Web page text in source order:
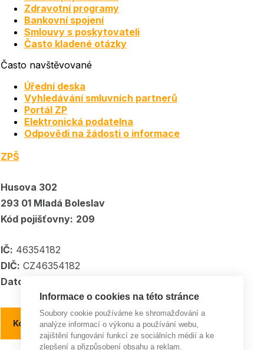
Zdravotní programy
Bankovní spojení
Smlouvy s poskytovateli
Často kladené otázky
Často navštěvované
Úřední deska
Vyhledávání smluvních partnerů
Portál ZP
Elektronická podatelna
Odpovědi na žádosti o informace
ZPŠ
Husova 302
293 01 Mladá Boleslav
Kód pojišťovny: 209
IČ: 46354182
DIČ: CZ46354182
Datové schránka:
Kontakty a kontaktní místa
Informace o cookies na této stránce
Soubory cookie používáme ke shromažďování a
analýze informací o výkonu a používání webu,
zajištění fungování funkcí ze sociálních médií a ke
zlepšení a přizpůsobení obsahu a reklam.